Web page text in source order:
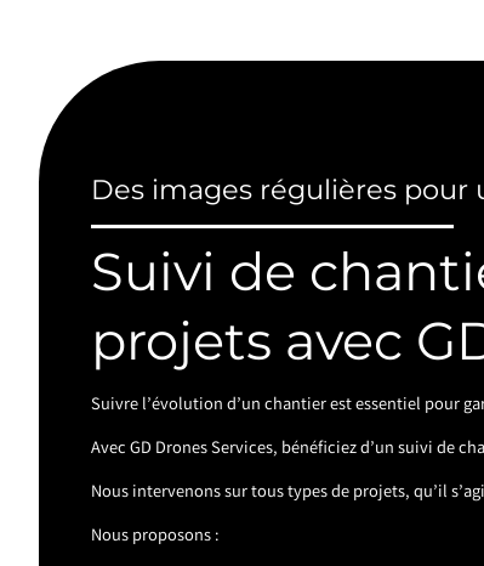
Des images régulières
Suivi de
projets avec
Suivre l’évolution d’un chantier est essentiel pour
Avec GD Drones Services, bénéficiez d’un suivi de
Nous intervenons sur tous types de projets, qu’il
Nous proposons :